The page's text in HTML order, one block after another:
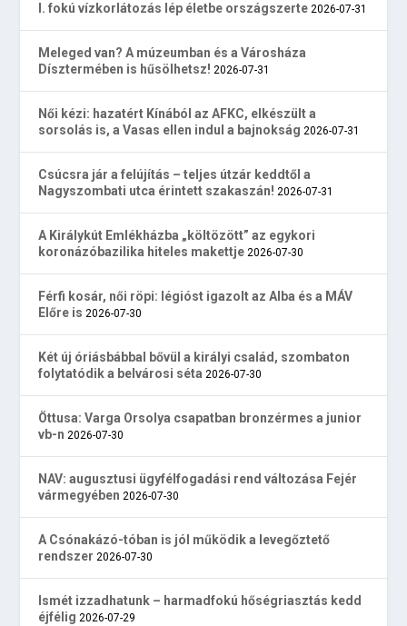
I. fokú vízkorlátozás lép életbe országszerte 2026-07-31
Meleged van? A múzeumban és a Városháza
Dísztermében is hűsölhetsz! 2026-07-31
Női kézi: hazatért Kínából az AFKC, elkészült a
sorsolás is, a Vasas ellen indul a bajnokság 2026-07-31
Csúcsra jár a felújítás – teljes útzár keddtől a
Nagyszombati utca érintett szakaszán! 2026-07-31
A Királykút Emlékházba „költözött” az egykori
koronázóbazilika hiteles makettje 2026-07-30
Férfi kosár, női röpi: légióst igazolt az Alba és a MÁV
Előre is 2026-07-30
Két új óriásbábbal bővül a királyi család, szombaton
folytatódik a belvárosi séta 2026-07-30
Öttusa: Varga Orsolya csapatban bronzérmes a junior
vb-n 2026-07-30
NAV: augusztusi ügyfélfogadási rend változása Fejér
vármegyében 2026-07-30
A Csónakázó-tóban is jól működik a levegőztető
rendszer 2026-07-30
Ismét izzadhatunk – harmadfokú hőségriasztás kedd
éjfélig 2026-07-29